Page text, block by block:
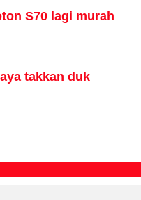
S70 lagi murah
takkan duk